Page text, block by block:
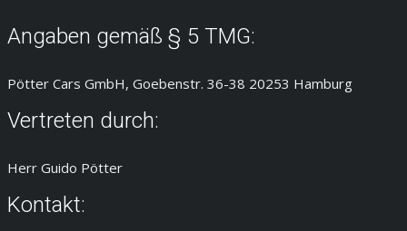
Angaben gemäß § 5 TMG:
Pötter Cars GmbH, Goebenstr. 36-38 20253 Hamburg
Vertreten durch:
Herr Guido Pötter
Kontakt: